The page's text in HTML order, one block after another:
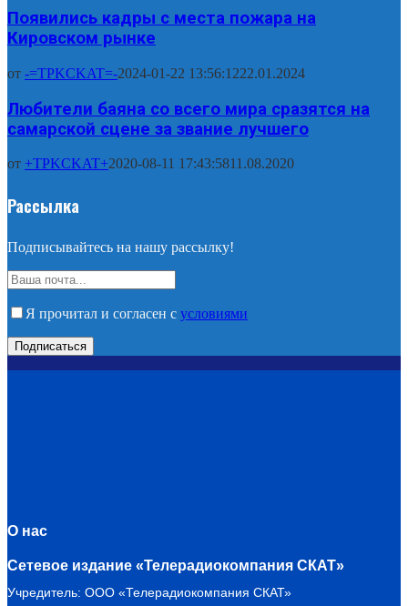
Появились кадры с места пожара на
Кировском рынке
от -=TPKCKAT=-2024-01-22 13:56:1222.01.2024
Любители баяна со всего мира сразятся на
самарской сцене за звание лучшего
от +TPKCKAT+2020-08-11 17:43:5811.08.2020
Рассылка
Подписывайтесь на нашу рассылку!
Я прочитал и согласен с условиями
О нас
Сетевое издание «Телерадиокомпания СКАТ»
Учредитель: ООО «Телерадиокомпания СКАТ»